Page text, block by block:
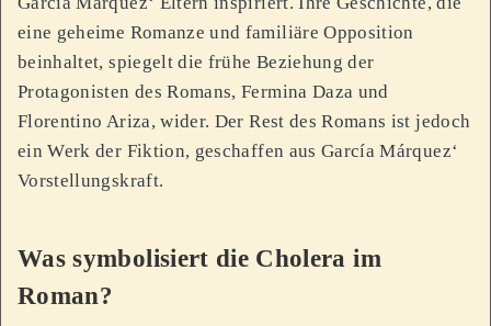
eine geheime Romanze und familiäre Opposition
beinhaltet, spiegelt die frühe Beziehung der
Protagonisten des Romans, Fermina Daza und
Florentino Ariza, wider. Der Rest des Romans ist jedoch
ein Werk der Fiktion, geschaffen aus García Márquez‘
Vorstellungskraft.
Was symbolisiert die Cholera im
Roman?